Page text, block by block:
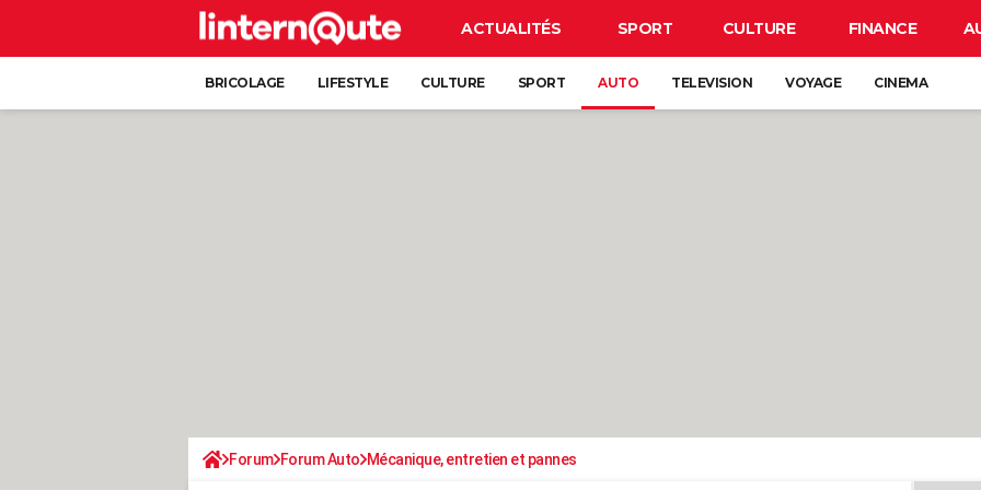
ACTUALITÉS SPORT CULTURE FINANCE
BRICOLAGE LIFESTYLE CULTURE SPORT AUTO TELEVISION VOYAGE CINEMA
Forum Forum Auto Mécanique, entretien et pannes